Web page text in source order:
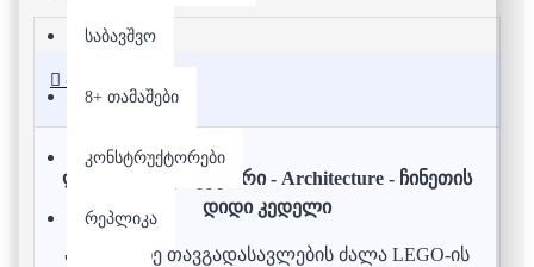
საბავშვო
8+ თამაშები
კონსტრუქტორები
რეპლიკა
აღწერა
ლეგო/კონსტრუქტორი - Architecture - ჩინეთის
დიდი კედელი
აღმოაჩინე თავგადასავლების ძალა LEGO-ის